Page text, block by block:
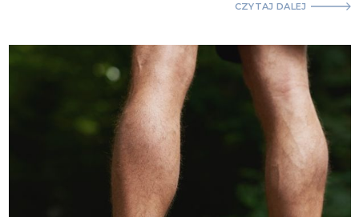
CZYTAJ DALEJ